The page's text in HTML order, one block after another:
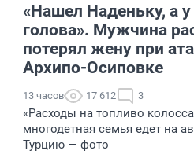
«Нашел Наденьку, а
голова». Мужчина
потерял жену при
Архипо-Осиповке
13 часов 17 612 3
«Расходы на топливо
многодетная семья едет на
Турцию — фото